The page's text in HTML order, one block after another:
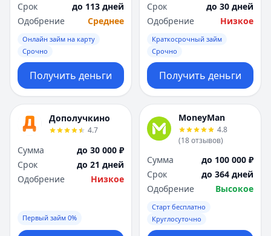
Самара
Санкт-Петербург
Саратов
Севастополь
Сочи
Сургут
Т
Тверь
Тольятти
Тюмень
У
Ульяновск
Уфа
Самара
Санкт-Петербург
Севастополь
Сочи
Сургут
Т
Тверь
Тольятти
Тюмень
У
Ульяновск
Уфа
Срок
до 113 дней
Одобрение
Среднее
Онлайн займ на карту
Срочно
Получить деньги
Срок
до 30 дней
Одобрение
Низкое
Краткосрочный займ
Срочно
Получить деньги
Дополучкино
4.7
Сумма
до 30 000 ₽
Срок
до 21 дней
Одобрение
Низкое
Первый займ 0%
MoneyMan
4.8
(18отзывов)
Сумма
до 100 000 ₽
Срок
до 364 дней
Одобрение
Высокое
Старт бесплатно
Круглосуточно